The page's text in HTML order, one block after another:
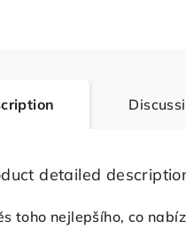
detailed
toho nejlepšího, co